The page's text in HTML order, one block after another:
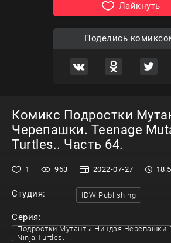
Лайкнуть
Поделись
Комикс Подростки
Черепашки. Teenage
Turtles.. Часть 64.
1 963 2022-07-27
Студия: IDW Publishing
Серия:
Подростки Мутанты Ниндзя Черепашки.
Ninja Turtles.